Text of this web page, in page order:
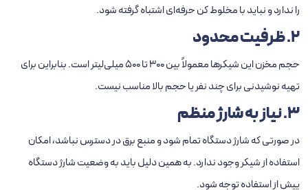
را ندارد و نباید بامخلوط‌ کن حرفه‌ایاشتباه گرفته شود.
2. ظرفیت محدود
حجم مخزن این شیکرها معمولاً بین 300 تا 500 میلی‌لیتر است. بنابراین برای
تهیه نوشیدنی برای چند نفر یا حجم بالا مناسب نیست.
3. نیاز به شارژ منظم
در صورتی که شارژ دستگاه تمام شود و منبع برق در دسترس نباشد، امکان
استفاده از شیکر وجود ندارد. به همین دلیل باید به وضعیت شارژ دستگاه
پیش از استفاده توجه شود.